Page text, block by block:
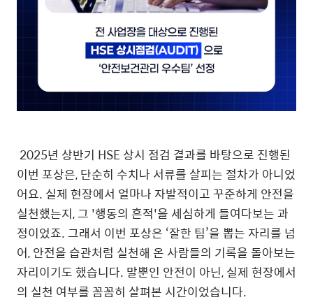
2025년 상반기 HSE 상시 점검 결과를 바탕으로 진행된
이번 포상은, 단순히 수치나 서류를 살피는 절차가 아니었
어요. 실제 현장에서 얼마나 자발적이고 꾸준하게 안전을
실천했는지, 그 '행동의 흔적'을 세심하게 들여다보는 과
정이었죠. 그래서 이번 포상은 ‘잘한 팀’을 뽑는 자리를 넘
어, 안전을 습관처럼 실천해 온 사람들의 기록을 돌아보는
자리이기도 했습니다. 말뿐인 안전이 아닌, 실제 현장에서
의 실천 여부를 꼼꼼히 살펴본 시간이었습니다.